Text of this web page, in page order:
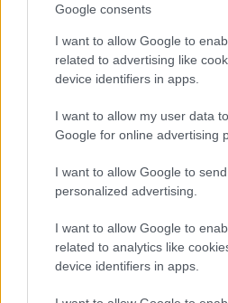
Google consents
I want to allow Google to
related to advertising like
device identifiers in apps.
I want to allow my user data
Google for online advertising
I want to allow Google to
personalized advertising.
I want to allow Google to
related to analytics like
device identifiers in apps.
Crollo di
Tufello: un
per la
Roma?
8 ore fa
PIÙ LETTE
Carburanti adulterati a
stradale a rischio tra
irresponsabilità